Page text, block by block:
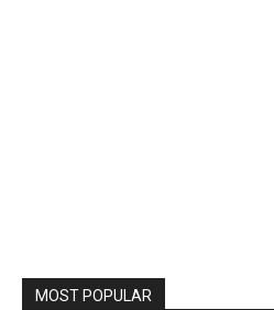
MOST POPULAR